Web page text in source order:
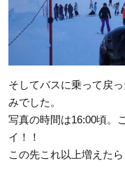
そしてバスに乗って戻
みでした。
写真の時間は16:00頃。
イ！！
この先これ以上増えた